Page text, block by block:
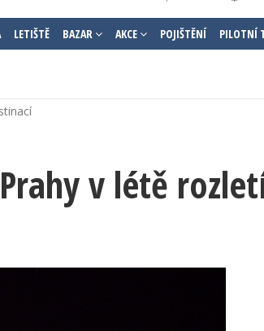
LETIŠTĚ BAZAR AKCE POJIŠTĚNÍ PILOTNÍ
v létě